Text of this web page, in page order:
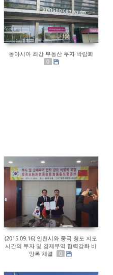
동아시아 최강 부동산 투자 박람회
0
(2015.09.16) 인천시와 중국 청도 지모
시간의 투자 및 경제무역 협력강화 비
망록 체결
0